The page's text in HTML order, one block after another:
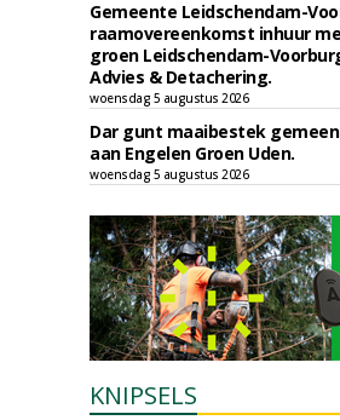
Gemeente Leidschendam-
raamovereenkomst inhuur
groen Leidschendam-
Advies & Detachering.
woensdag 5 augustus 2026
Dar gunt maaibestek
aan Engelen Groen Uden.
woensdag 5 augustus 2026
KNIPSELS